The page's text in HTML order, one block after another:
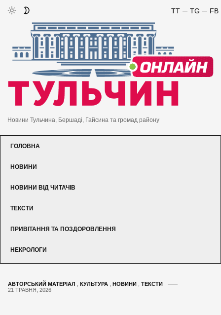
FB
TG
TT
Новини Тульчина, Бершаді, Гайсина та громад району
ГОЛОВНА
НОВИНИ
НОВИНИ ВІД ЧИТАЧІВ
ТЕКСТИ
ПРИВІТАННЯ ТА ПОЗДОРОВЛЕННЯ
НЕКРОЛОГИ
АВТОРСЬКИЙ МАТЕРІАЛ КУЛЬТУРА НОВИНИ
ТЕКСТИ
21 ТРАВНЯ, 2026